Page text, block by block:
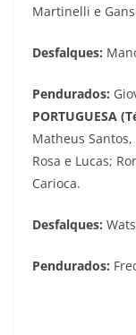
Martinelli e
Desfalques:
Pendurados:
PORTUGUESA
Matheus
Rosa e Lucas;
Carioca.
Desfalques:
Pendurados: